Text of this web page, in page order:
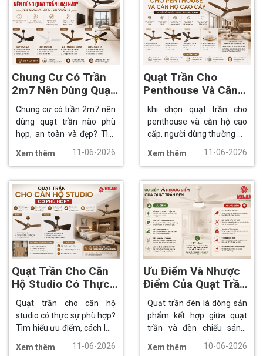
Chung Cư Có Trần
2m7 Nên Dùng Quạt
Trần Loại Nào?
Chung cư có trần 2m7 nên
dùng quạt trần nào phù
hợp, an toàn và đẹp? Tìm
gọn, êm và tiết kiệm điện
cho căn hộ hiện đại.
Xem thêm 11-06-2026
Quạt Trần Cho
Penthouse Và Căn
Hộ Cao Cấp Nên
Chọn Mẫu Nào?
khi chọn quạt trần cho
penthouse và căn hộ cao
cấp, người dùng thường ưu
êm, vừa có giá trị trang trí
rõ rệt.
Xem thêm 11-06-2026
Quạt Trần Cho Căn
Hộ Studio Có Thực
Sự Phù Hợp?
Quạt trần cho căn hộ
studio có thực sự phù hợp?
Tìm hiểu ưu điểm, cách lựa
chọn kích thước, kiểu dáng,
công suất và mẫu quạt
Xem thêm 11-06-2026
Ưu Điểm Và Nhược
Điểm Của Quạt Trần
Đèn
Quạt trần đèn là dòng sản
phẩm kết hợp giữa quạt
trần và đèn chiếu sáng,
giúp tối ưu công năng
trong cùng một thiết bị,
Xem thêm 10-06-2026